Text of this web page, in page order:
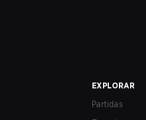
EXPLORAR
Partidas